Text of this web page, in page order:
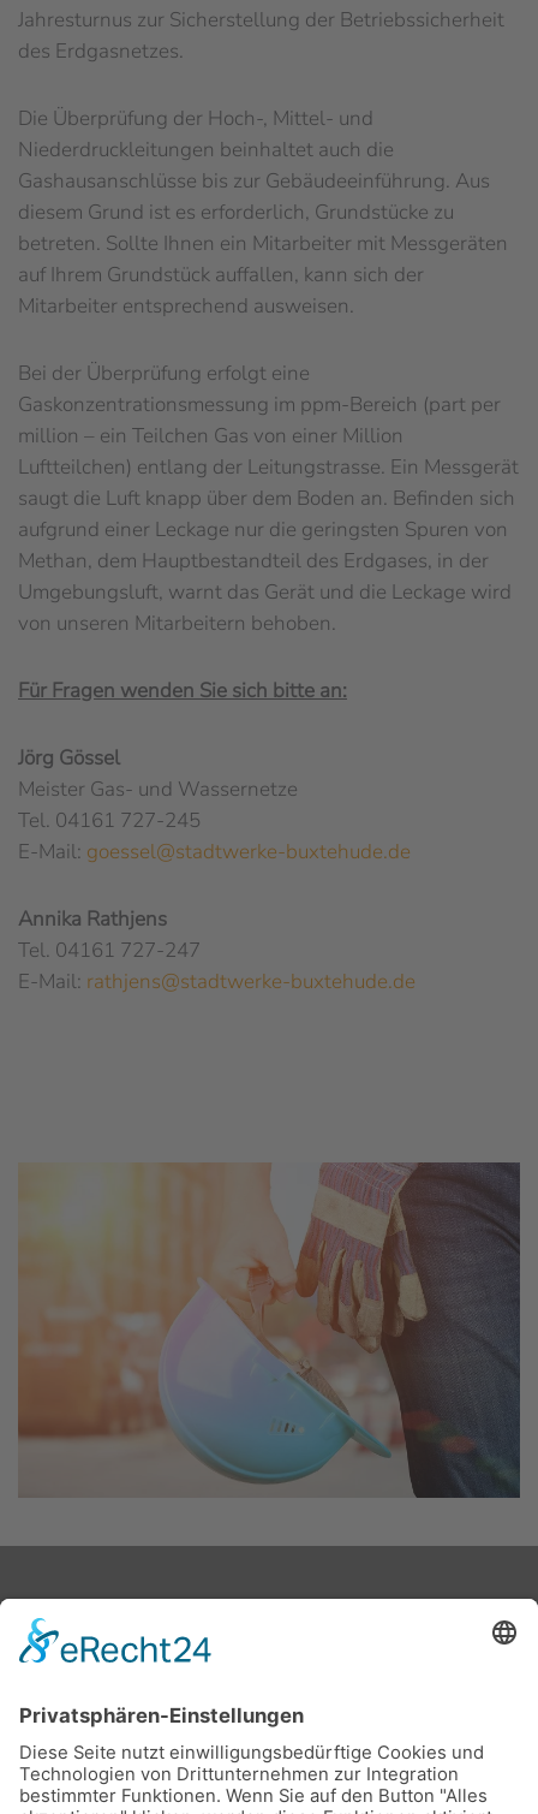
Jahresturnus zur Sicherstellung der Betriebssicherheit
des Erdgasnetzes.
Die Überprüfung der Hoch-, Mittel- und
Niederdruckleitungen beinhaltet auch die
Gashausanschlüsse bis zur Gebäudeeinführung. Aus
diesem Grund ist es erforderlich, Grundstücke zu
betreten. Sollte Ihnen ein Mitarbeiter mit Messgeräten
auf Ihrem Grundstück auffallen, kann sich der
Mitarbeiter entsprechend ausweisen.
Bei der Überprüfung erfolgt eine
Gaskonzentrationsmessung im ppm-Bereich (part per
million – ein Teilchen Gas von einer Million
Luftteilchen) entlang der Leitungstrasse. Ein Messgerät
saugt die Luft knapp über dem Boden an. Befinden sich
aufgrund einer Leckage nur die geringsten Spuren von
Methan, dem Hauptbestandteil des Erdgases, in der
Umgebungsluft, warnt das Gerät und die Leckage wird
von unseren Mitarbeitern behoben.
Für Fragen wenden Sie sich bitte an:
Jörg Gössel
Meister Gas- und Wassernetze
Tel. 04161 727-245
E-Mail: goessel@stadtwerke-buxtehude.de
Annika Rathjens
Tel. 04161 727-247
E-Mail: rathjens@stadtwerke-buxtehude.de